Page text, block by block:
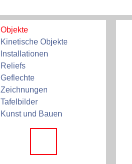
Objekte
Kinetische Objekte
Installationen
Reliefs
Geflechte
Zeichnungen
Tafelbilder
Kunst und Bauen